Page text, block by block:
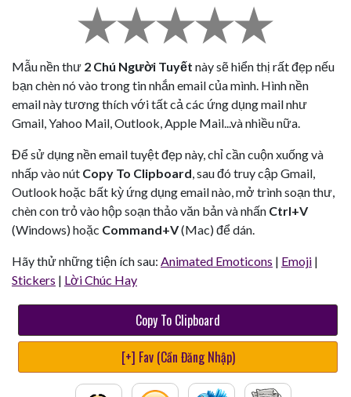
Mẫu nền thư 2 Chú Người Tuyết này sẽ hiển thị rất đẹp nếu
bạn chèn nó vào trong tin nhắn email của mình. Hình nền
email này tương thích với tất cả các ứng dụng mail như
Gmail, Yahoo Mail, Outlook, Apple Mail...và nhiều nữa.
Để sử dụng nền email tuyệt đẹp này, chỉ cần cuộn xuống và
nhấp vào nút Copy To Clipboard, sau đó truy cập Gmail,
Outlook hoặc bất kỳ ứng dụng email nào, mở trình soạn thư,
chèn con trỏ vào hộp soạn thảo văn bản và nhấn Ctrl+V
(Windows) hoặc Command+V(Mac) để dán.
Hãy thử những tiện ích sau: Animated Emoticons | Emoji |
Stickers | Lời Chúc Hay
Copy To Clipboard
[+] Fav (Cần Đăng Nhập)